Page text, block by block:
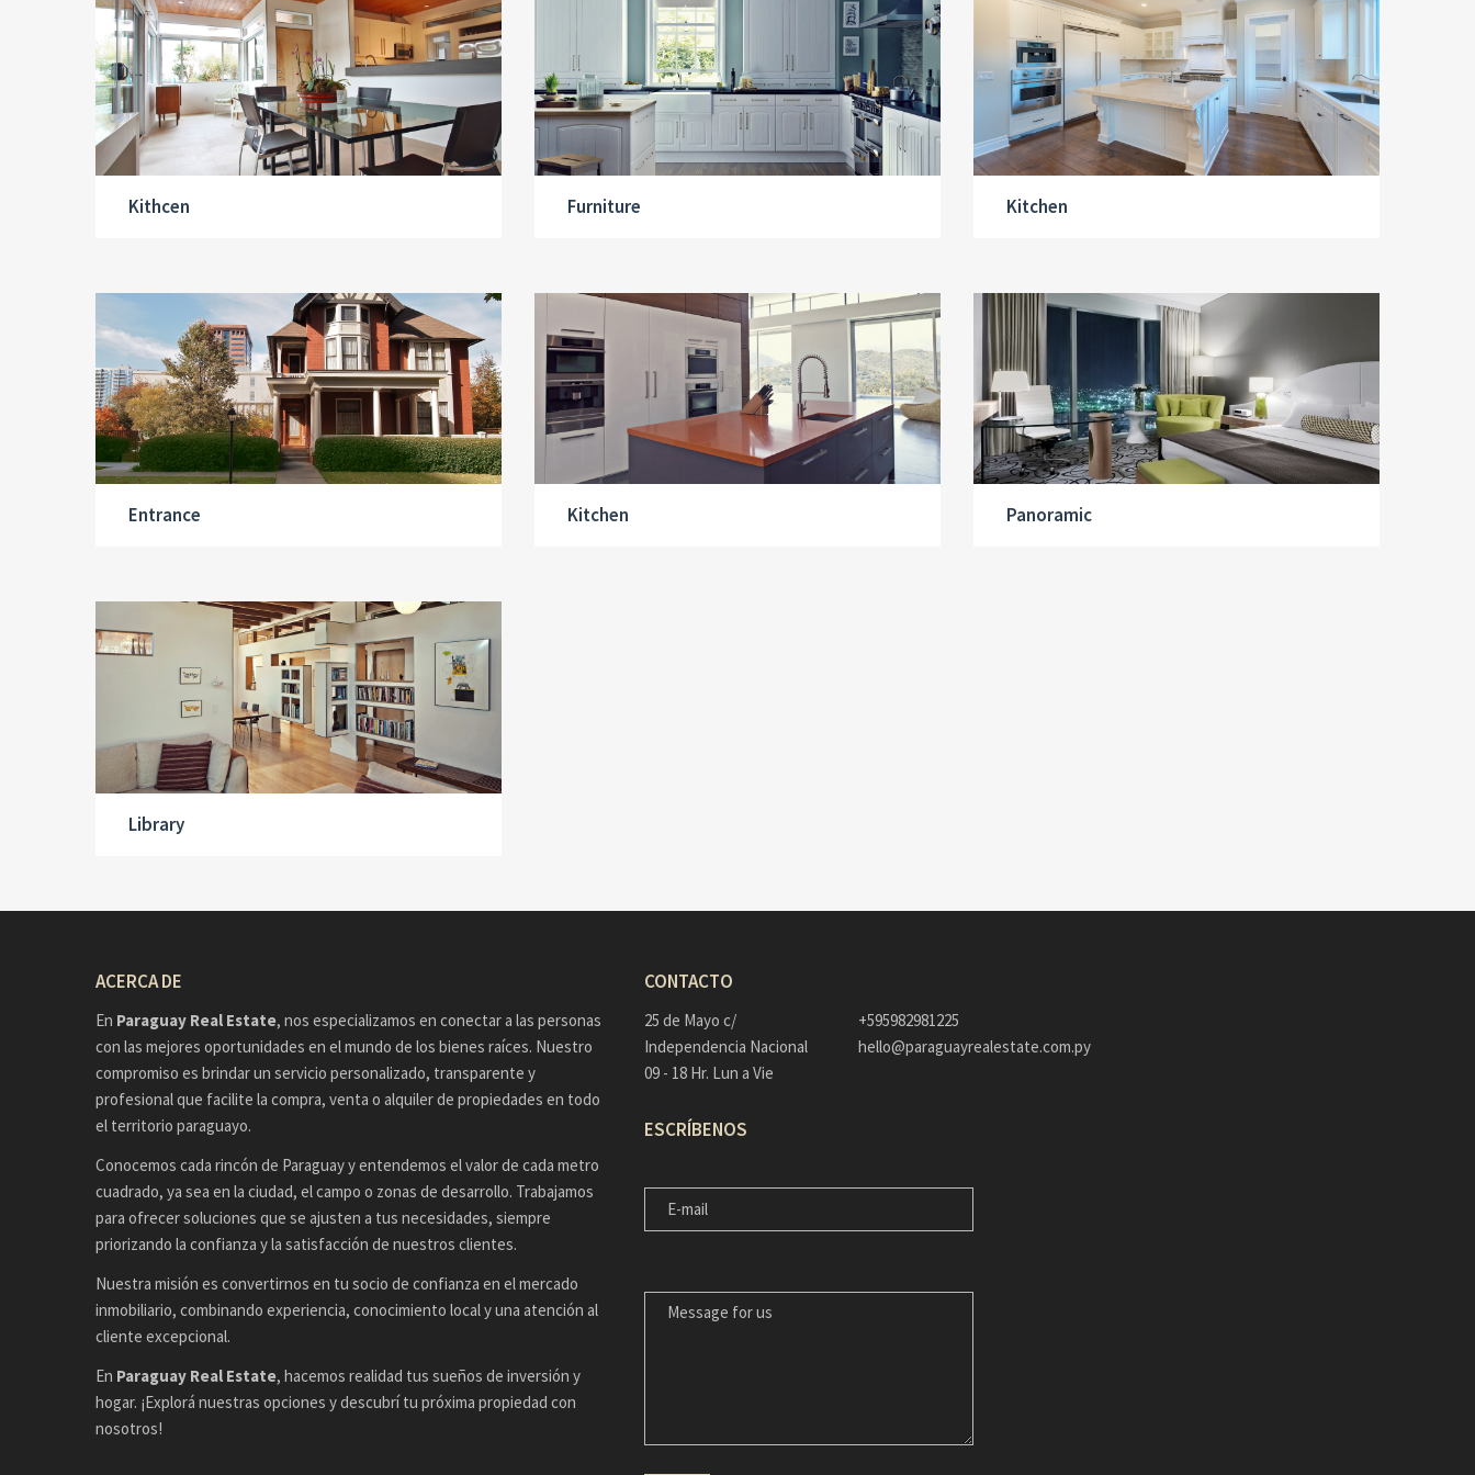
Kithcen Furniture Kitchen
Entrance Kitchen Panoramic
Library
ACERCA DE
En Paraguay Real Estate, nos especializamos en conectar a las personas
con las mejores oportunidades en el mundo de los bienes raíces. Nuestro
compromiso es brindar un servicio personalizado, transparente y
profesional que facilite la compra, venta o alquiler de propiedades en todo
el territorio paraguayo.
Conocemos cada rincón de Paraguay y entendemos el valor de cada metro
cuadrado, ya sea en la ciudad, el campo o zonas de desarrollo. Trabajamos
para ofrecer soluciones que se ajusten a tus necesidades, siempre
priorizando la confianza y la satisfacción de nuestros clientes.
Nuestra misión es convertirnos en tu socio de confianza en el mercado
inmobiliario, combinando experiencia, conocimiento local y una atención al
cliente excepcional.
En Paraguay Real Estate, hacemos realidad tus sueños de inversión y
hogar. ¡Explorá nuestras opciones y descubrí tu próxima propiedad con
nosotros!
CONTACTO
25 de Mayo c/
Independencia Nacional
09 - 18 Hr. Lun a Vie
+595982981225
hello@paraguayrealestate.com.py
ESCRÍBENOS